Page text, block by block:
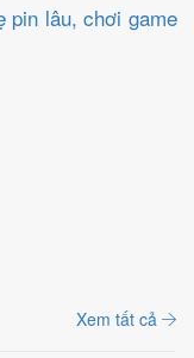
pin lâu, chơi game
Xem tất cả